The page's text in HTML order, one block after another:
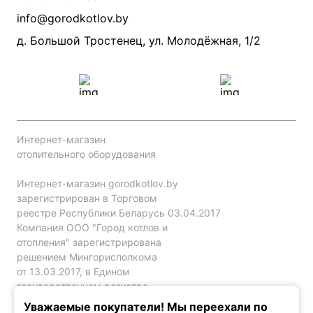
Производители
Прайс по монтажу систем отопления
Проект систем отопления
info@gorodkotlov.by
д. Большой Тростенец, ул. Молодёжная, 1/2
Интернет-магазин
отопительного оборудования
Интернет-магазин gorodkotlov.by
зарегистрирован в Торговом
реестре Республики Беларусь 03.04.2017
Компания ООО "Город котлов и
отопления" зарегистрирована
решением Мингорисполкома
от 13.03.2017, в Едином
государственном регистре
юр. лиц и индивидуальных
Уважаемые покупатели! Мы переехали по